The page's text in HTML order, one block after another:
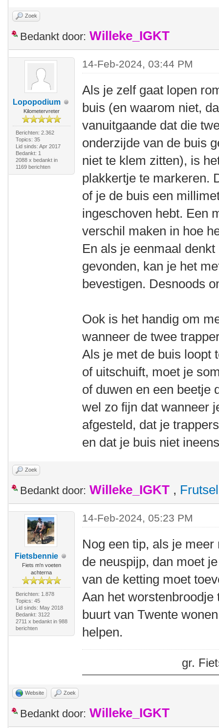
Zoek
Bedankt door: Willeke_IGKT
Lopopodium
Kilometervreter
Berichten: 2.362
Topics: 35
Lid sinds: Apr 2017
Bedankt: 1
2088 x bedankt in
1169 berichten
14-Feb-2024, 03:44 PM
Als je zelf gaat lopen
buis (en waarom niet,
vanuitgaande dat die
onderzijde van de buis
niet te klem zitten), is
plakkertje te markeren.
of je de buis een
ingeschoven hebt. Een
verschil maken in hoe
En als je eenmaal
gevonden, kan je het
bevestigen. Desnoods
Ook is het handig om
wanneer de twee
Als je met de buis loopt
of uitschuift, moet je
of duwen en een beetje
wel zo fijn dat wanneer
afgesteld, dat je
en dat je buis niet
Zoek
Bedankt door: Willeke_IGKT , Frutsel
Fietsbennie
Fiets m'n voeten
achterna
Berichten: 1.878
Topics: 45
Lid sinds: May 2018
Bedankt: 3122
2711 x bedankt in 988
berichten
14-Feb-2024, 05:23 PM
Nog een tip, als je
de neuspijp, dan moet
van de ketting moet
Aan het
buurt van Twente
helpen.
gr.
Website Zoek
Bedankt door: Willeke_IGKT